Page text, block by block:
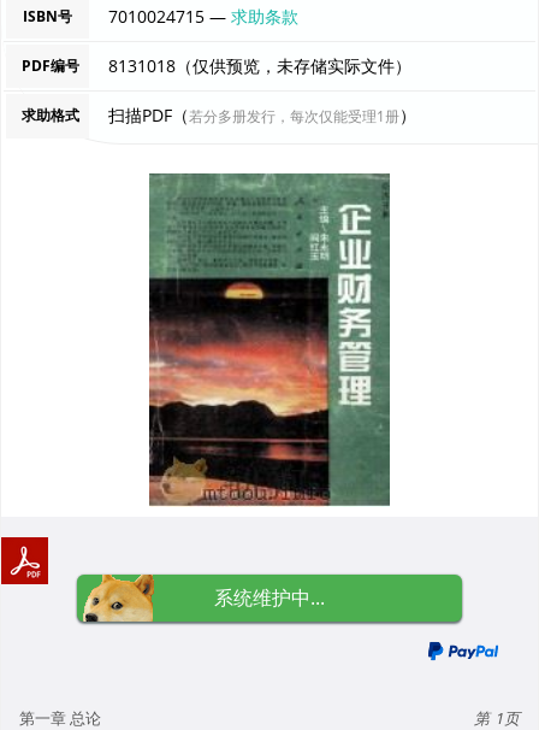
ISBN号 7010024715 —求助条款
PDF编号 8131018（仅供预览，未存储实际文件）
求助格式 扫描PDF（若分多册发行，每次仅能受理1册）
系统维护中...
第一章 总论
1